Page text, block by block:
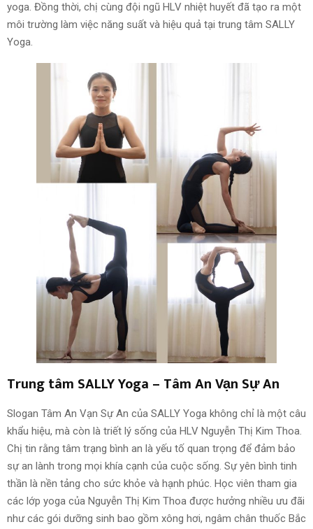
yoga. Đồng thời, chị cùng đội ngũ HLV nhiệt huyết đã tạo ra một
môi trường làm việc năng suất và hiệu quả tại trung tâm SALLY
Yoga.
Trung tâm SALLY Yoga – Tâm An Vạn Sự An
Slogan Tâm An Vạn Sự An của SALLY Yoga không chỉ là một câu
khẩu hiệu, mà còn là triết lý sống của HLV Nguyễn Thị Kim Thoa.
Chị tin rằng tâm trạng bình an là yếu tố quan trọng để đảm bảo
sự an lành trong mọi khía cạnh của cuộc sống. Sự yên bình tinh
thần là nền tảng cho sức khỏe và hạnh phúc. Học viên tham gia
các lớp yoga của Nguyễn Thị Kim Thoa được hưởng nhiều ưu đãi
như các gói dưỡng sinh bao gồm xông hơi, ngâm chân thuốc Bắc